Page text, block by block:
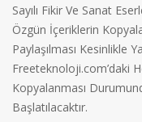
Sayılı Fikir Ve Sanat
Özgün İçeriklerin
Paylaşılması Kesinlikle
Freeteknoloji.com’daki
Kopyalanması
Başlatılacaktır.